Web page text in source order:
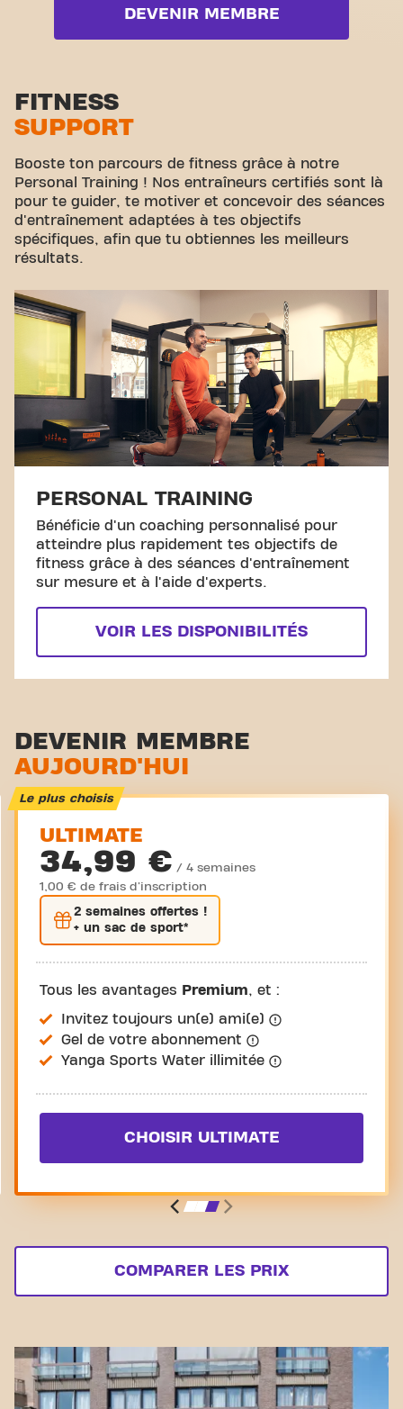
Zone d'étirement
Cyclisme virtuel
Visite guidée
DEVENIR MEMBRE
FITNESS
SUPPORT
Booste ton parcours de fitness grâce à notre
Personal Training ! Nos entraîneurs certifiés sont là
pour te guider, te motiver et concevoir des séances
d'entraînement adaptées à tes objectifs
spécifiques, afin que tu obtiennes les meilleurs
résultats.
PERSONAL TRAINING
Bénéficie d'un coaching personnalisé pour
atteindre plus rapidement tes objectifs de
fitness grâce à des séances d'entraînement
sur mesure et à l'aide d'experts.
VOIR LES DISPONIBILITÉS
DEVENIR MEMBRE
AUJOURD'HUI
Le plus choisis
ULTIMATE
34,99 € / 4 semaines
1,00 € de frais d'inscription
2 semaines offertes !
+ un sac de sport*
Tous les avantages Premium, et :
Invitez toujours un(e) ami(e)
Gel de votre abonnement
Yanga Sports Water illimitée
CHOISIR ULTIMATE
COMPARER LES PRIX